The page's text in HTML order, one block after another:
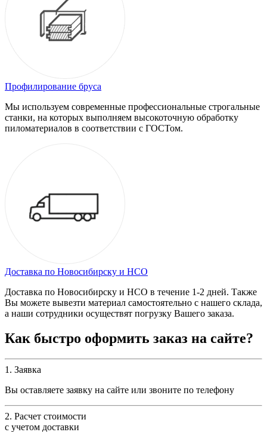
Профилирование бруса
Мы используем современные профессиональные строгальные
станки, на которых выполняем высокоточную обработку
пиломатериалов в соответствии с ГОСТом.
Доставка по Новосибирску и НСО
Доставка по Новосибирску и НСО в течение 1-2 дней. Также
Вы можете вывезти материал самостоятельно с нашего склада,
а наши сотрудники осуществят погрузку Вашего заказа.
Как быстро оформить заказ на сайте?
1. Заявка
Вы оставляете заявку на сайте или звоните по телефону
2. Расчет стоимости
с учетом доставки